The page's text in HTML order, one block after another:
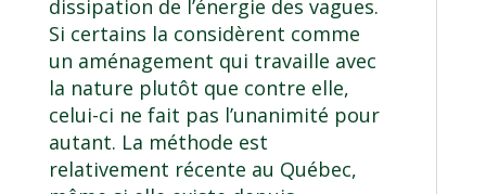
dissipation de l’énergie des vagues.
Si certains la considèrent comme
un aménagement qui travaille avec
la nature plutôt que contre elle,
celui-ci ne fait pas l’unanimité pour
autant. La méthode est
relativement récente au Québec,